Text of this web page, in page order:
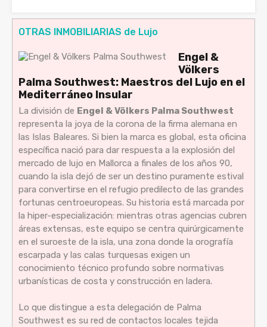
OTRAS INMOBILIARIAS de Lujo
Engel &
Völkers
Palma Southwest: Maestros del Lujo en el
Mediterráneo Insular
La división de Engel & Völkers Palma Southwest
representa la joya de la corona de la firma alemana en
las Islas Baleares. Si bien la marca es global, esta oficina
específica nació para dar respuesta a la explosión del
mercado de lujo en Mallorca a finales de los años 90,
cuando la isla dejó de ser un destino puramente estival
para convertirse en el refugio predilecto de las grandes
fortunas centroeuropeas. Su historia está marcada por
la hiper-especialización: mientras otras agencias cubren
áreas extensas, este equipo se centra quirúrgicamente
en el suroeste de la isla, una zona donde la orografía
escarpada y las calas turquesas exigen un
conocimiento técnico profundo sobre normativas
urbanísticas de costa y construcción en ladera.
Lo que distingue a esta delegación de Palma
Southwest es su red de contactos locales tejida